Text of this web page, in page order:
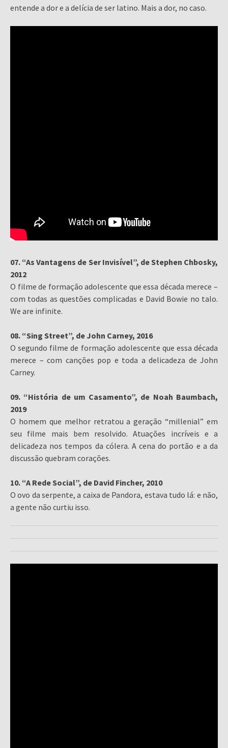
entende a dor e a delícia de ser latino. Mais a dor, no caso.
07. “As Vantagens de Ser Invisível”, de Stephen Chbosky,
2012
O filme de formação adolescente que essa década merece –
com todas as questões complicadas e David Bowie no talo.
We are infinite.
08. “Sing Street”, de John Carney, 2016
O segundo filme de formação adolescente que essa década
merece – com canções pop e toda a delicadeza de John
Carney.
09. “História de um Casamento”, de Noah Baumbach,
2019
O homem que melhor retratou a geração “millenial” em
seu filme mais bem resolvido. Atuações incríveis e a
delicadeza nos tempos da cólera. A cena do portão e a da
discussão quebram corações.
10. “A Rede Social”, de David Fincher, 2010
O ovo da serpente, a caixa de Pandora, estava tudo lá: e não,
a gente não curtiu isso.